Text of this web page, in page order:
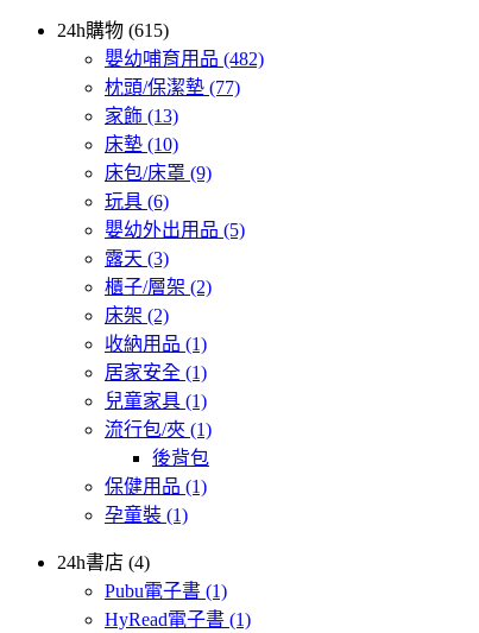
24h購物 (615)
嬰幼哺育用品 (482)
枕頭/保潔墊 (77)
家飾 (13)
床墊 (10)
床包/床罩 (9)
玩具 (6)
嬰幼外出用品 (5)
露天 (3)
櫃子/層架 (2)
床架 (2)
收納用品 (1)
居家安全 (1)
兒童家具 (1)
流行包/夾 (1)
後背包
保健用品 (1)
孕童裝 (1)
24h書店 (4)
Pubu電子書 (1)
HyRead電子書 (1)